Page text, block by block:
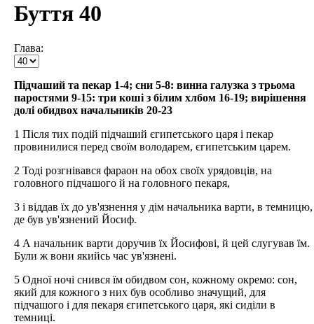
Буття 40
Глава:
Підчаший та пекар 1-4; сни 5-8: винна галузка з трьома
паростями 9-15: три коші з білим хлбом 16-19; вирішення
долі обидвох начальників 20-23
1 Після тих подій підчаший єгипетського царя і пекар
провинилися перед своїм володарем, єгипетським царем.
2 Тоді розгнівався фараон на обох своїх урядовців, на
головного підчашого й на головного пекаря,
3 і віддав їх до ув'язнення у дім начальника варти, в темницю,
де був ув'язнений Йосиф.
4 А начальник варти доручив їх Йосифові, й цей слугував їм.
Були ж вони якийсь час ув'язнені.
5 Одної ночі снився їм обидвом сон, кожному окремо: сон,
який для кожного з них був особливо значущий, для
підчашого і для пекаря єгипетського царя, які сиділи в
темниці.